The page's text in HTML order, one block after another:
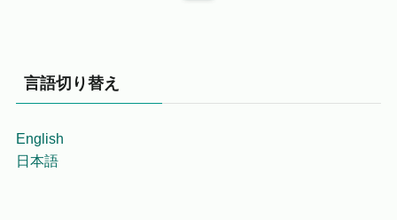
言語切り替え
English
日本語